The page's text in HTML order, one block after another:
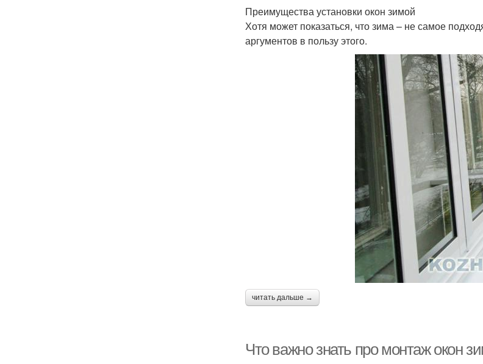
Преимущества установки окон зимой
Хотя может показаться, что зима – не самое
аргументов в пользу этого.
читать дальше →
Что важно знать про монтаж окон